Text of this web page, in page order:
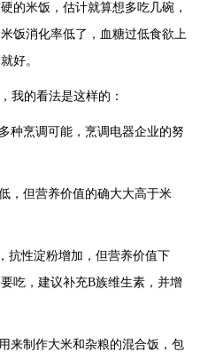
的米饭，估计就算想多吃几碗，
饭消化率低了，血糖过低食欲上
好。
我的看法是这样的：
种烹调可能，烹调电器企业的努
，但营养价值的确大大高于米
抗性淀粉增加，但营养价值下
吃，建议补充B族维生素，并增
来制作大米和杂粮的混合饭，包